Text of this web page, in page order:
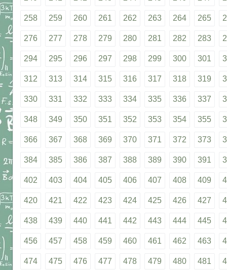
258 259 260 261 262 263 264 265
276 277 278 279 280 281 282 283
294 295 296 297 298 299 300 301
312 313 314 315 316 317 318 319
330 331 332 333 334 335 336 337
348 349 350 351 352 353 354 355
366 367 368 369 370 371 372 373
384 385 386 387 388 389 390 391
402 403 404 405 406 407 408 409
420 421 422 423 424 425 426 427
438 439 440 441 442 443 444 445
456 457 458 459 460 461 462 463
474 475 476 477 478 479 480 481